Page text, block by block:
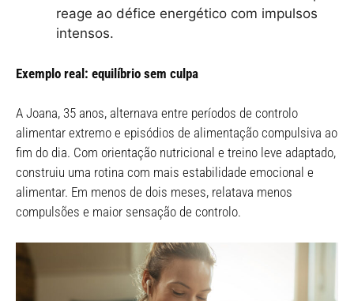
reage ao défice energético com impulsos
intensos.
Exemplo real: equilíbrio sem culpa
A Joana, 35 anos, alternava entre períodos de controlo
alimentar extremo e episódios de alimentação compulsiva ao
fim do dia. Com orientação nutricional e treino leve adaptado,
construiu uma rotina com mais estabilidade emocional e
alimentar. Em menos de dois meses, relatava menos
compulsões e maior sensação de controlo.